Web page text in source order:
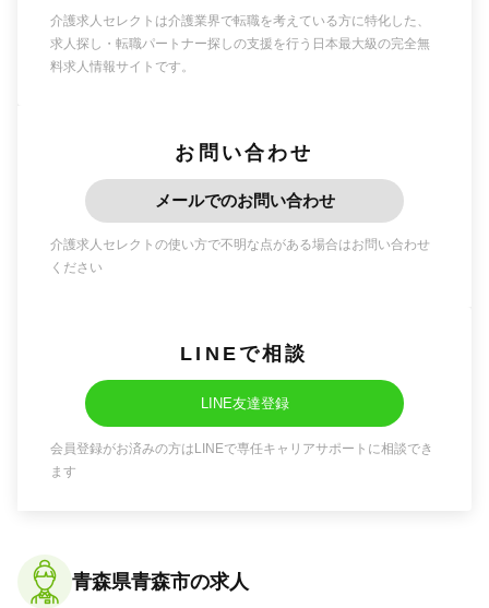
介護求人セレクトは介護業界で転職を考えている方に特化した、
求人探し・転職パートナー探しの支援を行う日本最大級の完全無
料求人情報サイトです。
お問い合わせ
メールでのお問い合わせ
介護求人セレクトの使い方で不明な点がある場合はお問い合わせ
ください
LINEで相談
LINE友達登録
会員登録がお済みの方はLINEで専任キャリアサポートに相談でき
ます
青森県青森市の求人